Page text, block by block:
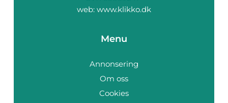
web: www.klikko.dk
Menu
Annonsering
Om oss
Cookies